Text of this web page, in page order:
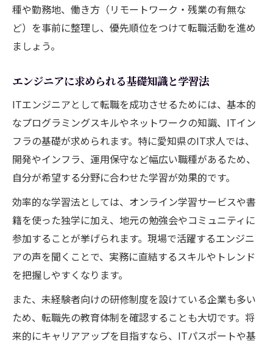
種や勤務地、働き方（リモートワーク・残業の有無な
ど）を事前に整理し、優先順位をつけて転職活動を進め
ましょう。
エンジニアに求められる基礎知識と学習法
ITエンジニアとして転職を成功させるためには、基本的
なプログラミングスキルやネットワークの知識、ITイン
フラの基礎が求められます。特に愛知県のIT求人では、
開発やインフラ、運用保守など幅広い職種があるため、
自分が希望する分野に合わせた学習が効果的です。
効率的な学習法としては、オンライン学習サービスや書
籍を使った独学に加え、地元の勉強会やコミュニティに
参加することが挙げられます。現場で活躍するエンジニ
アの声を聞くことで、実務に直結するスキルやトレンド
を把握しやすくなります。
また、未経験者向けの研修制度を設けている企業も多い
ため、転職先の教育体制を確認することも大切です。将
来的にキャリアアップを目指すなら、ITパスポートや基